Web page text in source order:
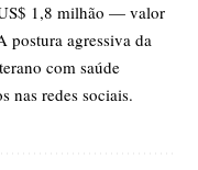
1,8 milhão — valor
postura agressiva da
com saúde
nas redes sociais.